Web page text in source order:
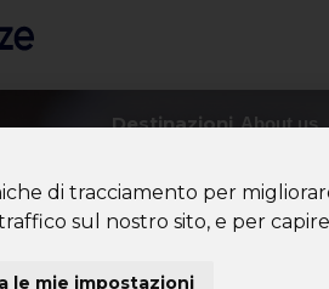
di tracciamento per
sul nostro sito, e per
le mie impostazioni
Destinazioni About us